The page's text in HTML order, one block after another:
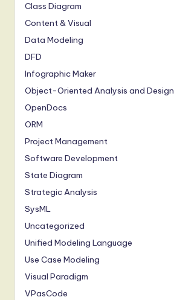
Class Diagram
Content & Visual
Data Modeling
DFD
Infographic Maker
Object-Oriented Analysis and Design
OpenDocs
ORM
Project Management
Software Development
State Diagram
Strategic Analysis
SysML
Uncategorized
Unified Modeling Language
Use Case Modeling
Visual Paradigm
VPasCode